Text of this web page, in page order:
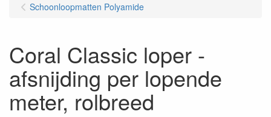
Schoonloopmatten Polyamide
Coral Classic loper -
afsnijding per lopende
meter, rolbreed